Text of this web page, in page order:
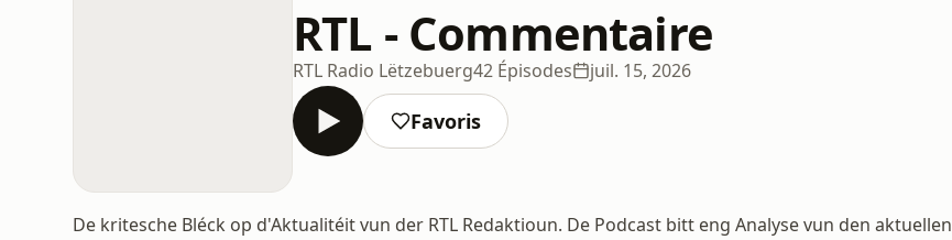
RTL - Commentaire
RTL Radio Lëtzebuerg42 Épisodes juil. 15, 2026
Favoris
De kritesche Bléck op d'Aktualitéit vun der RTL Redaktioun. De Podcast bitt eng Analyse vun den aktuellen